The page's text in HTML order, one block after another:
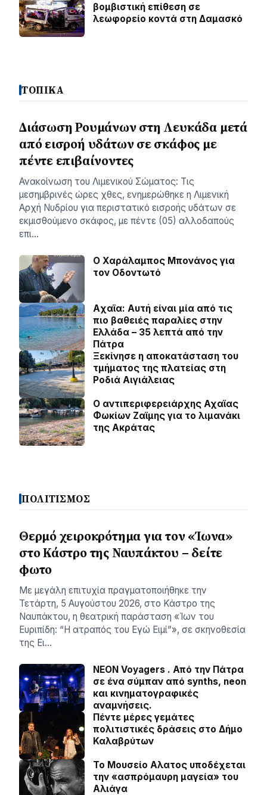
βομβιστική επίθεση σε
λεωφορείο κοντά στη Δαμασκό
ΤΟΠΙΚΑ
Διάσωση Ρουμάνων στη Λευκάδα μετά
από εισροή υδάτων σε σκάφος με
πέντε επιβαίνοντες
Ανακοίνωση του Λιμενικού Σώματος: Τις
μεσημβρινές ώρες χθες, ενημερώθηκε η Λιμενική
Αρχή Νυδρίου για περιστατικό εισροής υδάτων σε
εκμισθούμενο σκάφος, με πέντε (05) αλλοδαπούς
επι…
Ο Χαράλαμπος Μπονάνος για
τον Οδοντωτό
Aχαϊα: Αυτή είναι μία από τις
πιο βαθειές παραλίες στην
Ελλάδα – 35 λεπτά από την
Πάτρα
Ξεκίνησε η αποκατάσταση του
τμήματος της πλατείας στη
Ροδιά Αιγιάλειας
O αντιπεριφερειάρχης Αχαϊας
Φωκίων Ζαϊμης για το λιμανάκι
της Ακράτας
ΠΟΛΙΤΙΣΜΟΣ
Θερμό χειροκρότημα για τον «Ίωνα»
στο Κάστρο της Ναυπάκτου – δείτε
φωτο
Με μεγάλη επιτυχία πραγματοποιήθηκε την
Τετάρτη, 5 Αυγούστου 2026, στο Κάστρο της
Ναυπάκτου, η θεατρική παράσταση «Ίων του
Ευριπίδη: “Η ατραπός του Εγώ Ειμί”», σε σκηνοθεσία
της Ει…
NEON Voyagers . Από την Πάτρα
σε ένα σύμπαν από synths, neon
και κινηματογραφικές
αναμνήσεις.
Πέντε μέρες γεμάτες
πολιτιστικές δράσεις στο Δήμο
Καλαβρύτων
Το Μουσείο Αλατος υποδέχεται
την «ασπρόμαυρη μαγεία» του
Αλιάγα